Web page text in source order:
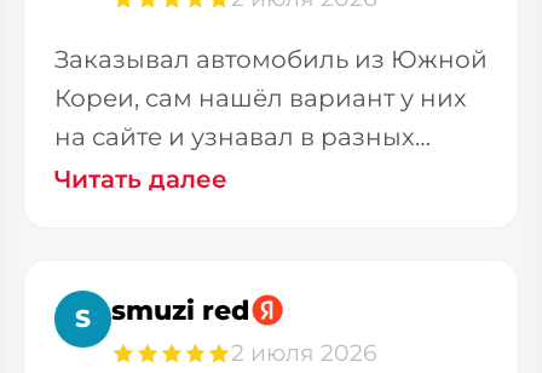
Заказывал автомобиль из Южной
Кореи, сам нашёл вариант у них
на сайте и узнавал в разных
фирмах стоимость
Читать далее
S smuzi red
2 июля 2026